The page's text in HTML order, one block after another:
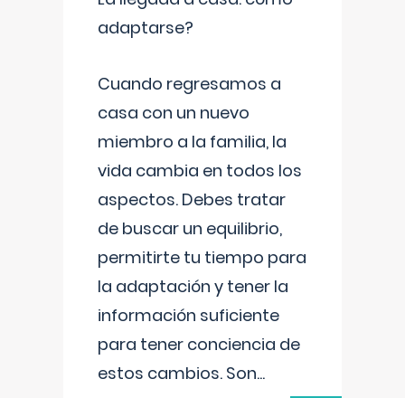
adaptarse?
Cuando regresamos a
casa con un nuevo
miembro a la familia, la
vida cambia en todos los
aspectos. Debes tratar
de buscar un equilibrio,
permitirte tu tiempo para
la adaptación y tener la
información suficiente
para tener conciencia de
estos cambios. Son...